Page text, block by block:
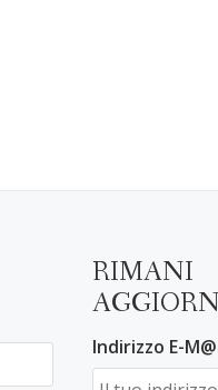
RIMANI
Indirizzo E-